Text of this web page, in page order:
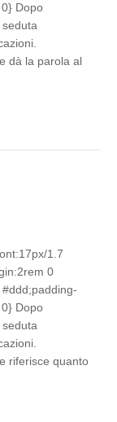
Dopo
seduta
dà la parola al
1.7
0
Dopo
seduta
riferisce quanto